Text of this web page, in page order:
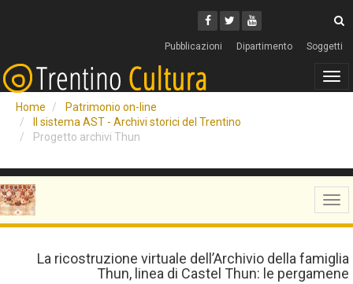
Facebook
Twitter
Youtube
Pubblicazioni Dipartimento Soggetti
Home
Patrimonio on-line
Il sistema AST - Archivi storici del Trentino
Progetto archivi Thun
La ricostruzione virtuale dell’Archivio della famiglia
Thun, linea di Castel Thun: le pergamene